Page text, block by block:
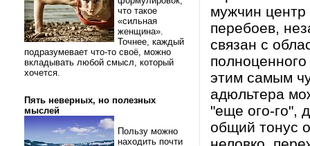
что такое
«сильная
женщина».
Точнее, каждый
подразумевает что-то своё, можно
вкладывать любой смысл, который
хочется.
Пять неверных, но полезных
мыслей
Пользу можно
находить почти
мужчин центр
перебоев,
связан с
этим самым
адюльтера
"еще ого-го",
общий тонус